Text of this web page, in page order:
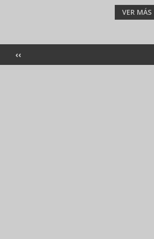
VER MÁS
PÁGINA
ANTERIOR
‹‹